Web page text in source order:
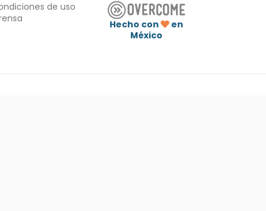
de uso
Hecho con
en
México